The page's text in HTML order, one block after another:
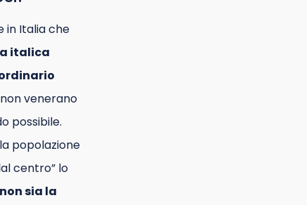
in Italia che
italica
venerano
possibile.
popolazione
centro” lo
sia la